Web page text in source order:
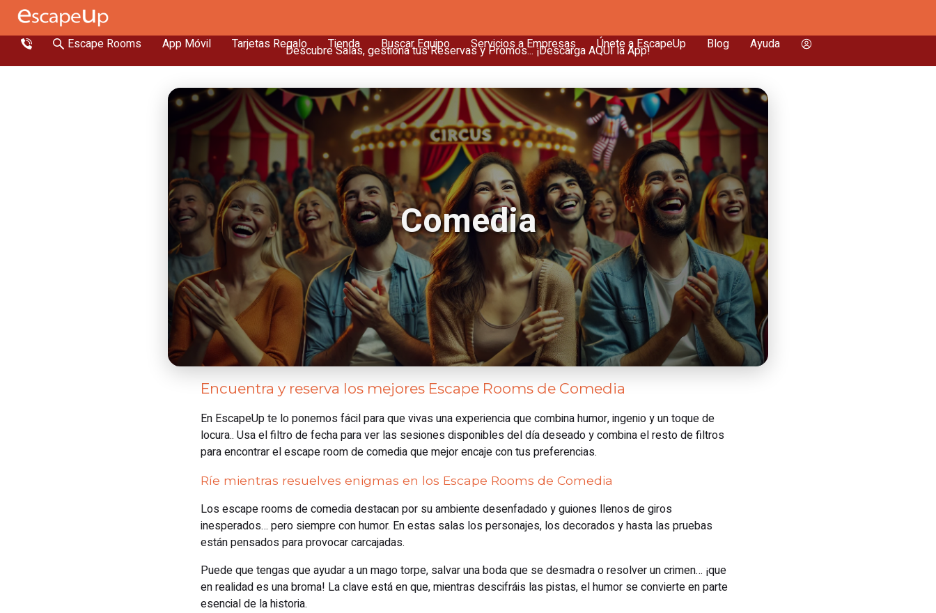
Escape Rooms App Móvil Tarjetas Regalo Tienda Buscar Equipo Servicios a Empresas Únete a EscapeUp Blog Ayuda
Descubre Salas, gestiona tus Reservas y Promos... ¡Descarga AQUÍ la App!
Comedia
Encuentra y reserva los mejores Escape Rooms de Comedia
En EscapeUp te lo ponemos fácil para que vivas una experiencia que combina humor, ingenio y un toque de
locura.. Usa el filtro de fecha para ver las sesiones disponibles del día deseado y combina el resto de filtros
para encontrar el escape room de comedia que mejor encaje con tus preferencias.
Ríe mientras resuelves enigmas en los Escape Rooms de Comedia
Los escape rooms de comedia destacan por su ambiente desenfadado y guiones llenos de giros
inesperados… pero siempre con humor. En estas salas los personajes, los decorados y hasta las pruebas
están pensados para provocar carcajadas.
Puede que tengas que ayudar a un mago torpe, salvar una boda que se desmadra o resolver un crimen… ¡que
en realidad es una broma! La clave está en que, mientras descifráis las pistas, el humor se convierte en parte
esencial de la historia.